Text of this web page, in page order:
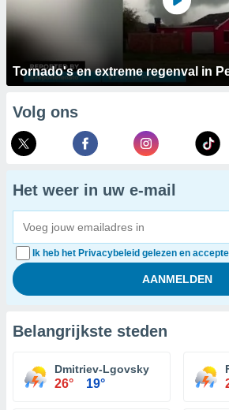
Tornado's en extreme regenval in
Volg ons
Het weer in uw e-mail
Ik heb het Privacybeleid gelezen en
Belangrijkste steden
Dmitriev-Lgovsky
26° 19°